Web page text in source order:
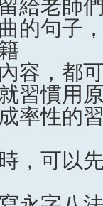
給老師
的句子
容，都
習慣用
率性的
，可以